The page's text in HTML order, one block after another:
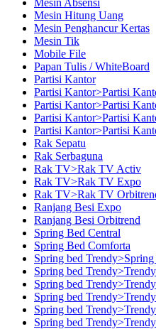
Mesin Hitung Uang
Mesin Penghancur Kertas
Mesin Tik
Mobile File
Papan Tulis / WhiteBoard
Partisi Kantor
Partisi Kantor>Partisi
Partisi Kantor>Partisi
Partisi Kantor>Partisi
Partisi Kantor>Partisi
Rak Sepatu
Rak Serbaguna
Rak TV>Rak TV Activ
Rak TV>Rak TV Expo
Rak TV>Rak TV
Ranjang Besi Expo
Ranjang Besi Orbitrend
Spring Bed Central
Spring Bed Comforta
Spring bed
Spring bed
Spring bed
Spring bed
Spring bed
Spring bed